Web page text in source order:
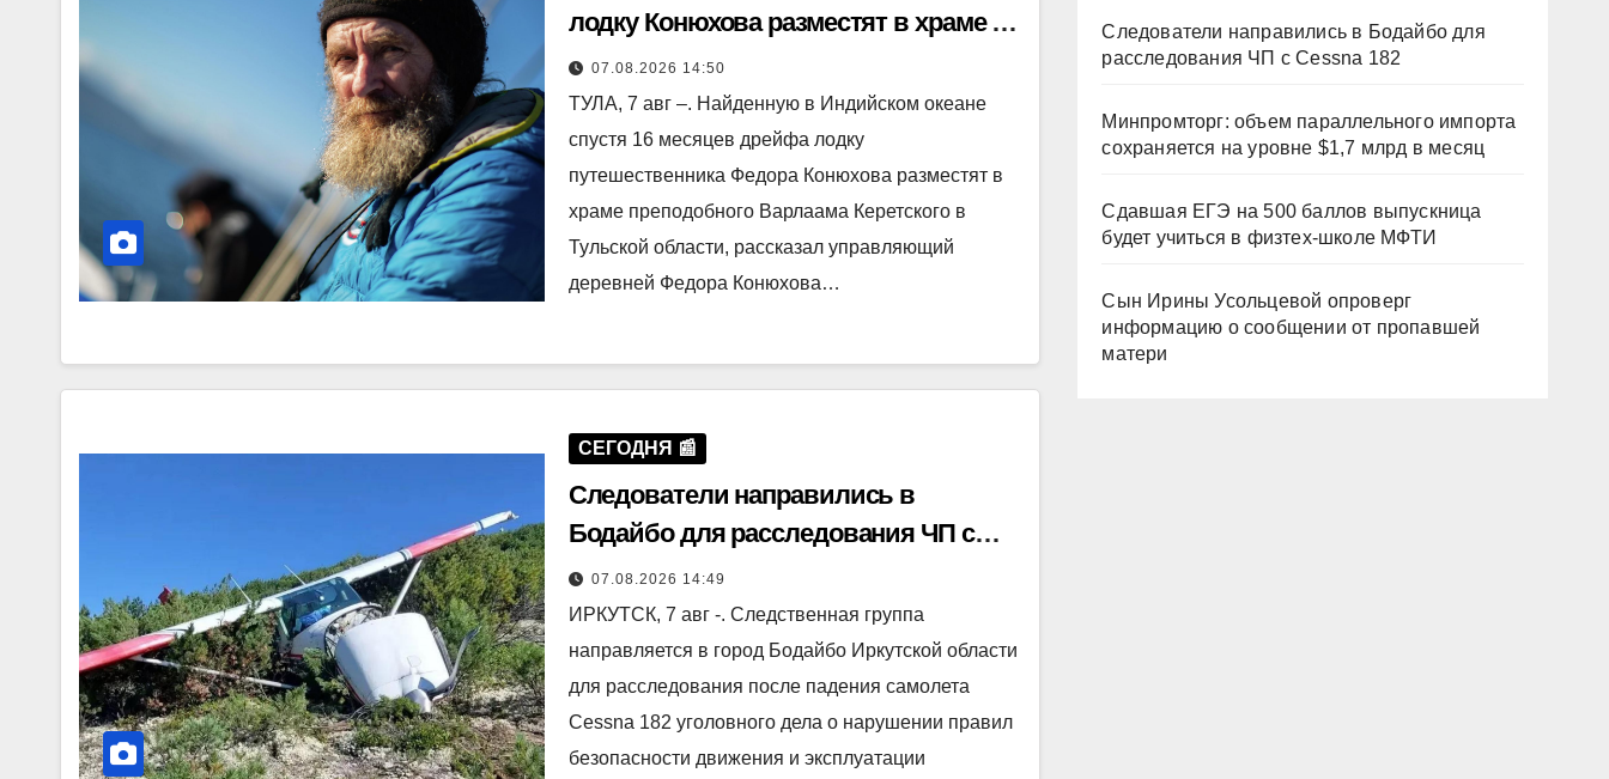
лодку Конюхова разместят в храме в
Тульской области
07.08.2026 14:50
ТУЛА, 7 авг –. Найденную в Индийском океане
спустя 16 месяцев дрейфа лодку
путешественника Федора Конюхова разместят в
храме преподобного Варлаама Керетского в
Тульской области, рассказал управляющий
деревней Федора Конюхова…
СЕГОДНЯ 📰
Следователи направились в
Бодайбо для расследования ЧП с
Cessna 182
07.08.2026 14:49
ИРКУТСК, 7 авг -. Следственная группа
направляется в город Бодайбо Иркутской области
для расследования после падения самолета
Cessna 182 уголовного дела о нарушении правил
безопасности движения и эксплуатации
Следователи направились в Бодайбо для
расследования ЧП с Cessna 182
Минпромторг: объем параллельного импорта
сохраняется на уровне $1,7 млрд в месяц
Сдавшая ЕГЭ на 500 баллов выпускница
будет учиться в физтех-школе МФТИ
Сын Ирины Усольцевой опроверг
информацию о сообщении от пропавшей
матери